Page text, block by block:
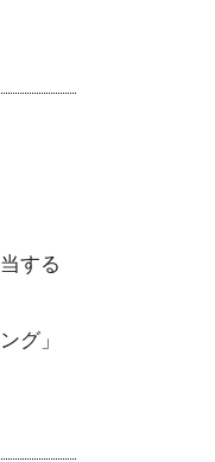
する
グ」